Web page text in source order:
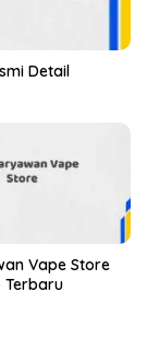
Detail
Vape Store
Terbaru